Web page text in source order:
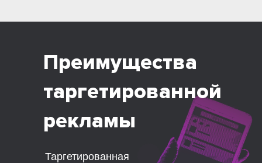
Преимущества
таргетированной
рекламы
Таргетированная